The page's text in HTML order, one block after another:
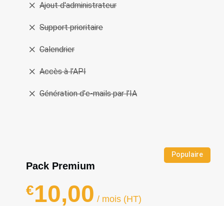
Ajout d'administrateur
Support prioritaire
Calendrier
Accès à l’API
Génération d’e‑mails par l’IA
Populaire
Pack Premium
€10,00 / mois (HT)